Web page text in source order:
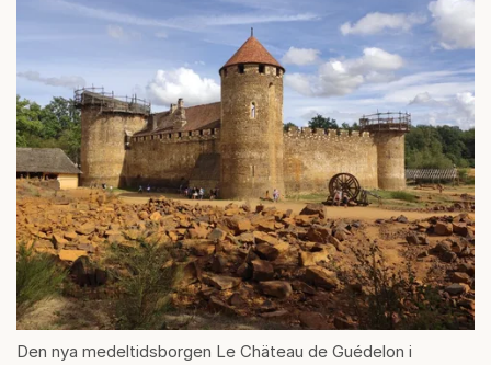
Den nya medeltidsborgen Le Chäteau de Guédelon i